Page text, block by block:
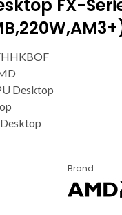
FX-
Desktop
Brand